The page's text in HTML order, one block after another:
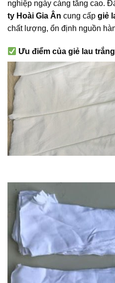
nghiệp ngày càng tăng cao.
ty Hoài Gia Ân cung cấp giẻ
chất lượng, ổn định nguồn
Ưu điểm của giẻ lau